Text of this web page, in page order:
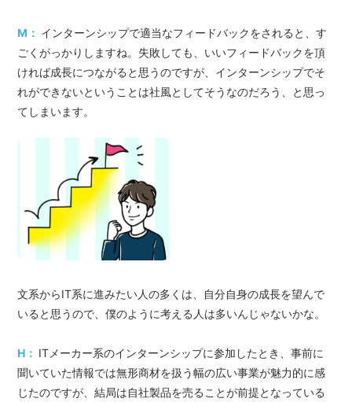
M： インターンシップで適当なフィードバックをされると、す
ごくがっかりしますね。失敗しても、いいフィードバックを頂
ければ成長につながると思うのですが、インターンシップでそ
れができないということは社風としてそうなのだろう、と思っ
てしまいます。
文系からIT系に進みたい人の多くは、自分自身の成長を望んで
いると思うので、僕のように考える人は多いんじゃないかな。
H： ITメーカー系のインターンシップに参加したとき、事前に
聞いていた情報では無形商材を扱う幅の広い事業が魅力的に感
じたのですが、結局は自社製品を売ることが前提となっている